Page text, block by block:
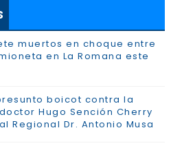
muertos en choque entre
en La Romana este
boicot contra la
Hugo Sención Cherry
Regional Dr. Antonio Musa